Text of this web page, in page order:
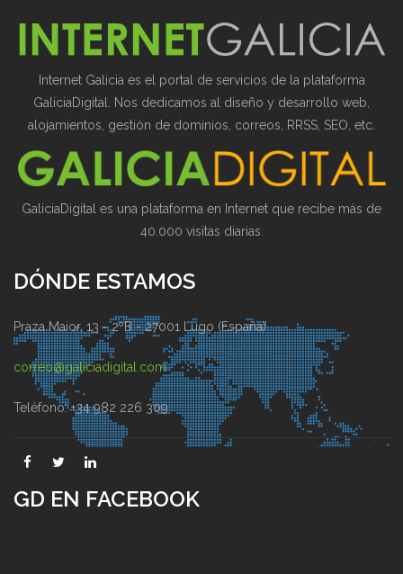
Internet Galicia es el portal de servicios de la plataforma
GaliciaDigital. Nos dedicamos al diseño y desarrollo web,
alojamientos, gestión de dominios, correos, RRSS, SEO, etc.
GaliciaDigital es una plataforma en Internet que recibe más de
40.000 visitas diarias.
DÓNDE ESTAMOS
Praza Maior, 13 - 2ºB - 27001 Lugo (España)
correo@galiciadigital.com
Teléfono: +34 982 226 309
GD EN FACEBOOK